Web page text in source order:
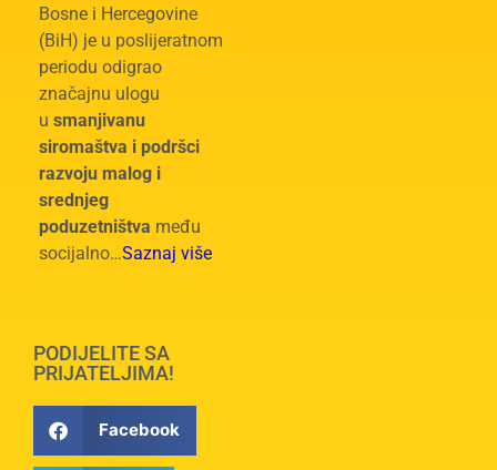
Bosne i Hercegovine
(BiH) je u poslijeratnom
periodu odigrao
značajnu ulogu
u smanjivanu
siromaštva i podršci
razvoju malog i
srednjeg
poduzetništva među
socijalno…Saznaj više
PODIJELITE SA
PRIJATELJIMA!
Facebook